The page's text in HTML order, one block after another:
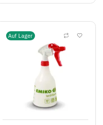
Auf Lager